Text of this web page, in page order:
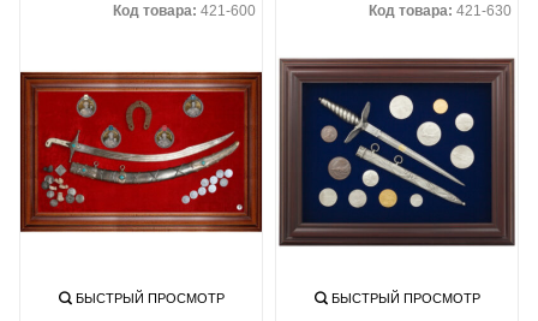
Код товара: 421-600
БЫСТРЫЙ ПРОСМОТР
Код товара: 421-630
БЫСТРЫЙ ПРОСМОТР